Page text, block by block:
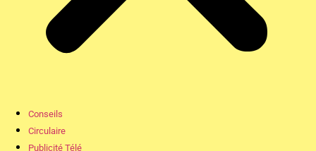
Conseils
Circulaire
Publicité Télé